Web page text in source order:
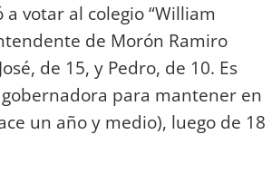
votar al colegio “William
de Morón Ramiro
de 15, y Pedro, de 10. Es
para mantener en
un año y medio), luego de 18